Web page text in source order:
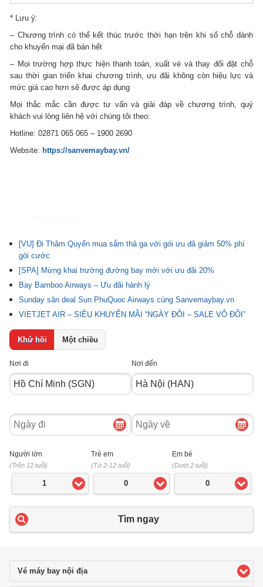
* Lưu ý:
– Chương trình có thể kết thúc trước thời hạn trên khi số chỗ dành
cho khuyến mại đã bán hết
– Mọi trường hợp thực hiện thanh toán, xuất vé và thay đổi đặt chỗ
sau thời gian triển khai chương trình, ưu đãi không còn hiệu lực và
mức giá cao hơn sẽ được áp dụng
Mọi thắc mắc cần được tư vấn và giải đáp về chương trình, quý
khách vui lòng liên hệ với chúng tôi theo:
Hotline: 02871 065 065 – 1900 2690
Website: https://sanvemaybay.vn/
[VU] Đi Thâm Quyến mua sắm thả ga với gói ưu đã giảm 50% phí
gói cước
[SPA] Mừng khai trường đường bay mới với ưu đãi 20%
Bay Bamboo Airways – Ưu đãi hành lý
Sunday săn deal Sun PhuQuoc Airways cùng Sanvemaybay.vn
VIETJET AIR – SIÊU KHUYẾN MÃI “NGÀY ĐÔI – SALE VÔ ĐỐI”
Khứ hồi Một chiều
Nơi đi Nơi đến
Ngày
đi
Ngày
về
Người lớn
(Trên 12 tuổi)
1
Trẻ em
(Từ 2-12 tuổi)
0
Em bé
(Dưới 2 tuổi)
0
Tìm ngay
Vé máy bay nội địaclick to expand contents